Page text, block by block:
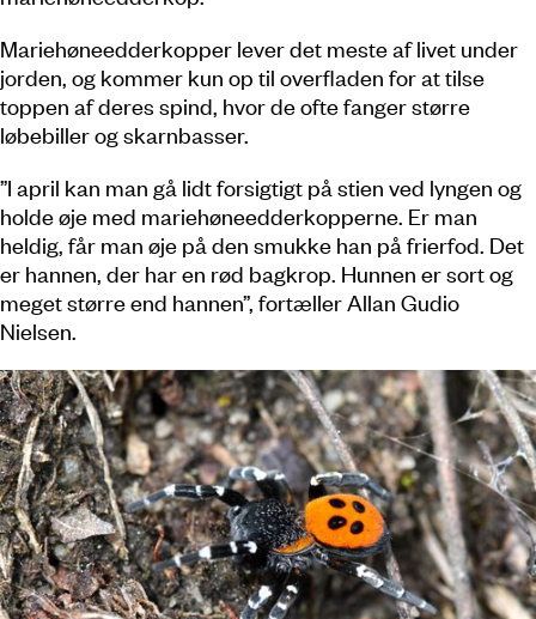
Mariehøneedderkopper lever det meste af livet under
jorden, og kommer kun op til overfladen for at tilse
toppen af deres spind, hvor de ofte fanger større
løbebiller og skarnbasser.
”I april kan man gå lidt forsigtigt på stien ved lyngen og
holde øje med mariehøneedderkopperne. Er man
heldig, får man øje på den smukke han på frierfod. Det
er hannen, der har en rød bagkrop. Hunnen er sort og
meget større end hannen”, fortæller Allan Gudio
Nielsen.